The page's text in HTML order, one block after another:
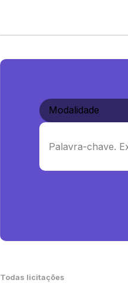
Todas licitações